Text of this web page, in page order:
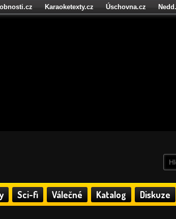
Sci-fi Válečné Katalog Diskuze
Karaoketexty.cz Úschovna.cz